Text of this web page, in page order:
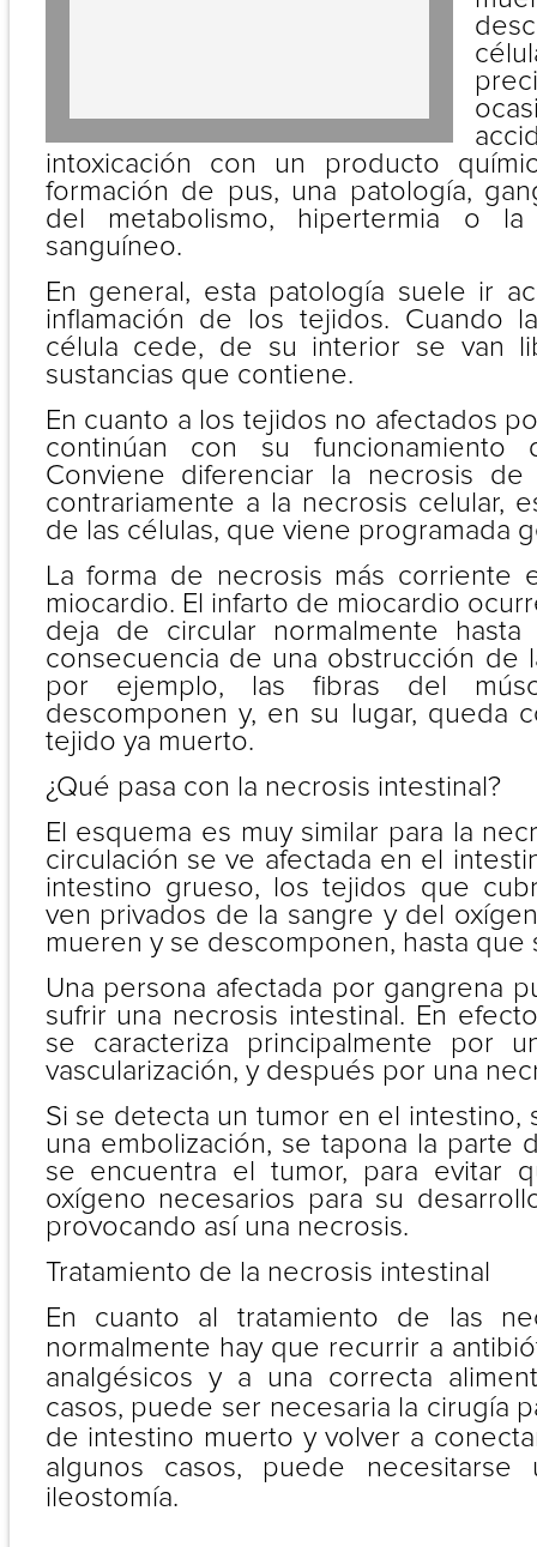
intoxicación con un producto
formación de pus, una patología,
del metabolismo, hipertermia o
sanguíneo.
En general, esta patología suele ir
inflamación de los tejidos. Cuando
célula cede, de su interior se van
sustancias que contiene.
En cuanto a los tejidos no afectados
continúan con su funcionamiento
Conviene diferenciar la necrosis
contrariamente a la necrosis celular,
de las células, que viene programada
La forma de necrosis más corriente
miocardio. El infarto de miocardio
deja de circular normalmente
consecuencia de una obstrucción de
por ejemplo, las fibras del
descomponen y, en su lugar, queda
tejido ya muerto.
¿Qué pasa con la necrosis intestinal?
El esquema es muy similar para la
circulación se ve afectada en el
intestino grueso, los tejidos que
ven privados de la sangre y del
mueren y se descomponen, hasta que
Una persona afectada por gangrena
sufrir una necrosis intestinal. En
se caracteriza principalmente por
vascularización, y después por una
Si se detecta un tumor en el intestino,
una embolización, se tapona la parte
se encuentra el tumor, para evitar
oxígeno necesarios para su
provocando así una necrosis.
Tratamiento de la necrosis intestinal
En cuanto al tratamiento de las
normalmente hay que recurrir a
analgésicos y a una correcta
casos, puede ser necesaria la cirugía
de intestino muerto y volver a
algunos casos, puede necesitarse
ileostomía.